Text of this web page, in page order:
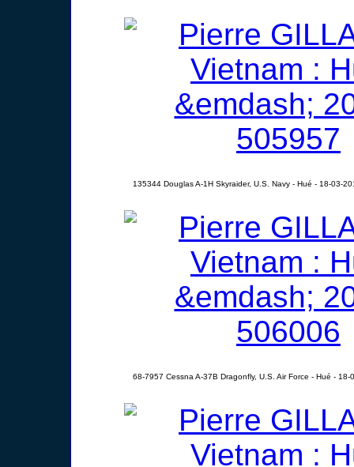
135344 Douglas A-1H Skyraider, U.S. Navy - Hué - 18-03-
68-7957 Cessna A-37B Dragonfly, U.S. Air Force - Hué - 18-